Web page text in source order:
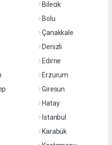
Bilecik
Bolu
Çanakkale
Denizli
Edirne
Erzurum
Giresun
Hatay
İstanbul
Karabük